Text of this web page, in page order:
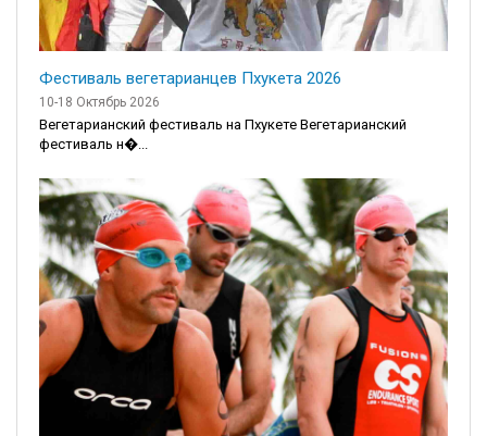
Фестиваль вегетарианцев Пхукета 2026
10-18 Октябрь 2026
Вегетарианский фестиваль на Пхукете Вегетарианский
фестиваль н�...